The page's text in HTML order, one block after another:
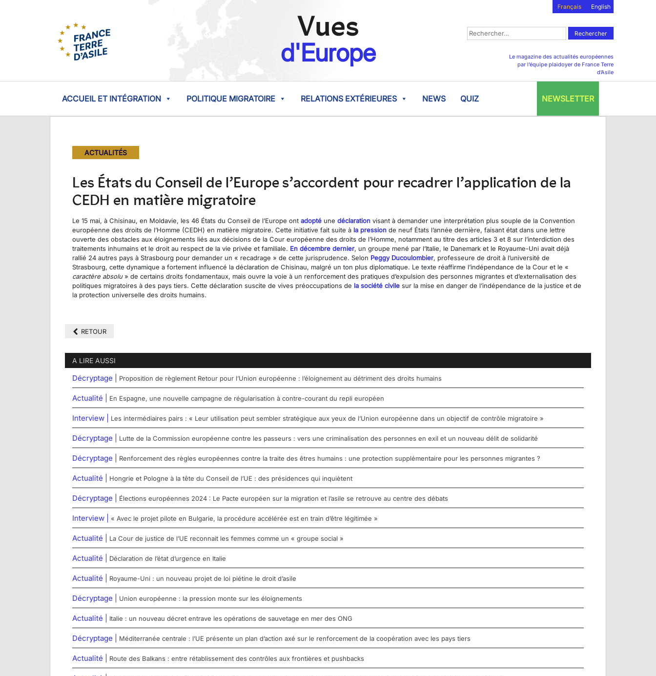
Français English
Vues
d'Europe
Rechercher :
Le magazine des actualités européennes
par l’équipe plaidoyer de France Terre
d’Asile
ACCUEIL ET INTÉGRATION POLITIQUE MIGRATOIRE RELATIONS EXTÉRIEURES NEWS QUIZ NEWSLETTER
ACTUALITÉS
Les États du Conseil de l’Europe s’accordent pour recadrer l’application de la
CEDH en matière migratoire
Le 15 mai, à Chisinau, en Moldavie, les 46 États du Conseil de l’Europe ont adopté une déclaration visant à demander une interprétation plus souple de la Convention
européenne des droits de l’Homme (CEDH) en matière migratoire. Cette initiative fait suite à la pression de neuf États l’année dernière, faisant état dans une lettre
ouverte des obstacles aux éloignements liés aux décisions de la Cour européenne des droits de l’Homme, notamment au titre des articles 3 et 8 sur l’interdiction des
traitements inhumains et le droit au respect de la vie privée et familiale. En décembre dernier, un groupe mené par l’Italie, le Danemark et le Royaume-Uni avait déjà
rallié 24 autres pays à Strasbourg pour demander un « recadrage » de cette jurisprudence. Selon Peggy Ducoulombier, professeure de droit à l’université de
Strasbourg, cette dynamique a fortement influencé la déclaration de Chisinau, malgré un ton plus diplomatique. Le texte réaffirme l’indépendance de la Cour et le «
caractère absolu» de certains droits fondamentaux, mais ouvre la voie à un renforcement des pratiques d’expulsion des personnes migrantes et d’externalisation des
politiques migratoires à des pays tiers. Cette déclaration suscite de vives préoccupations de la société civile sur la mise en danger de l’indépendance de la justice et de
la protection universelle des droits humains.
RETOUR
A LIRE AUSSI
Décryptage | Proposition de règlement Retour pour l’Union européenne : l’éloignement au détriment des droits humains
Actualité | En Espagne, une nouvelle campagne de régularisation à contre-courant du repli européen
Interview | Les intermédiaires pairs : « Leur utilisation peut sembler stratégique aux yeux de l’Union européenne dans un objectif de contrôle migratoire »
Décryptage | Lutte de la Commission européenne contre les passeurs : vers une criminalisation des personnes en exil et un nouveau délit de solidarité
Décryptage | Renforcement des règles européennes contre la traite des êtres humains : une protection supplémentaire pour les personnes migrantes ?
Actualité | Hongrie et Pologne à la tête du Conseil de l’UE : des présidences qui inquiètent
Décryptage | Élections européennes 2024 : Le Pacte européen sur la migration et l’asile se retrouve au centre des débats
Interview | « Avec le projet pilote en Bulgarie, la procédure accélérée est en train d’être légitimée »
Actualité | La Cour de justice de l’UE reconnait les femmes comme un « groupe social »
Actualité | Déclaration de l’état d’urgence en Italie
Actualité | Royaume-Uni : un nouveau projet de loi piétine le droit d’asile
Décryptage | Union européenne : la pression monte sur les éloignements
Actualité | Italie : un nouveau décret entrave les opérations de sauvetage en mer des ONG
Décryptage | Méditerranée centrale : l’UE présente un plan d’action axé sur le renforcement de la coopération avec les pays tiers
Actualité | Route des Balkans : entre rétablissement des contrôles aux frontières et pushbacks